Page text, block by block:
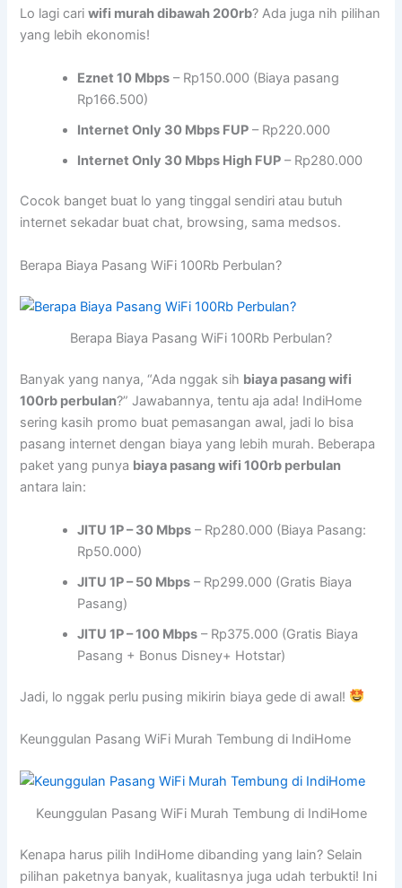
Lo lagi cariwifi murah dibawah 200rb? Ada juga nih pilihan
yang lebih ekonomis!
Eznet 10 Mbps – Rp150.000 (Biaya pasang
Rp166.500)
Internet Only 30 Mbps FUP – Rp220.000
Internet Only 30 Mbps High FUP – Rp280.000
Cocok banget buat lo yang tinggal sendiri atau butuh
internet sekadar buat chat, browsing, sama medsos.
Berapa Biaya Pasang WiFi 100Rb Perbulan?
Berapa Biaya Pasang WiFi 100Rb Perbulan?
Banyak yang nanya, “Ada nggak sih biaya pasang wifi
100rb perbulan?” Jawabannya, tentu aja ada! IndiHome
sering kasih promo buat pemasangan awal, jadi lo bisa
pasang internet dengan biaya yang lebih murah. Beberapa
paket yang punya biaya pasang wifi 100rb perbulan
antara lain:
JITU 1P – 30 Mbps – Rp280.000 (Biaya Pasang:
Rp50.000)
JITU 1P – 50 Mbps – Rp299.000 (Gratis Biaya
Pasang)
JITU 1P – 100 Mbps – Rp375.000 (Gratis Biaya
Pasang + Bonus Disney+ Hotstar)
Jadi, lo nggak perlu pusing mikirin biaya gede di awal!
Keunggulan Pasang WiFi Murah Tembung di IndiHome
Keunggulan Pasang WiFi Murah Tembung di IndiHome
Kenapa harus pilih IndiHome dibanding yang lain? Selain
pilihan paketnya banyak, kualitasnya juga udah terbukti! Ini